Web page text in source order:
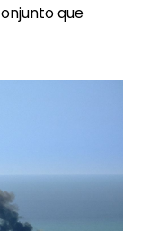
que